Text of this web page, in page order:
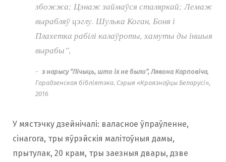
збожжа; Цэнаж займаўся сталяркай; Лемаж
вырабляў цэглу. Шулька Коган, Боня і
Плахетка рабілі калаўроты, хамуты ды іншыя
вырабы”,
з нарысу “Лічыць, што іх не было”, Лявона Карповіча,
Гарадзенская бібліятэка. Сэрыя «Краязнаўцы Беларусі»,
2016
У мястэчку дзейнічалі: валасное ўпраўленне,
сінагога, тры яўрэйскія малітоўныя дамы,
прытулак, 20 крам, тры заезныя двары, дзве